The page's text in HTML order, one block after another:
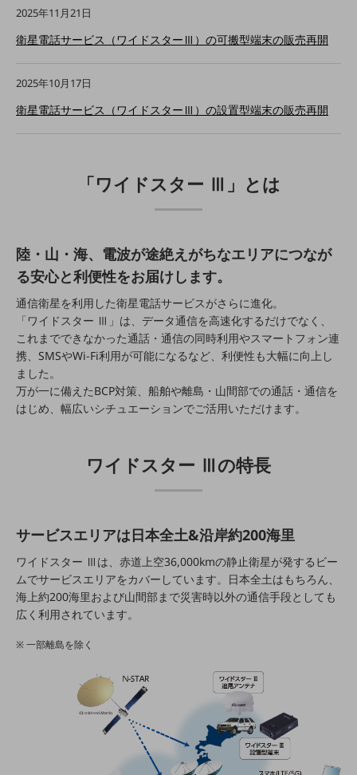
セキュリティ
データ利活用
業務支援・マーケティング
課題・ニーズで探すTOP
コミュニケーション・情報共有
マーケティング
業務効率化
災害対策
職場環境整備
セキュリティ対策
自動化・省電化
人材不足解消
業種・業態で探す
業種・業態で探すTOP
自治体
2025年11月21日
衛星電話サービス（ワイドスターⅢ）の可搬型端末の販売再開
2025年10月17日
衛星電話サービス（ワイドスターⅢ）の設置型端末の販売再開
「ワイドスター Ⅲ」とは
陸・山・海、電波が途絶えがちなエリアにつなが
る安心と利便性をお届けします。
通信衛星を利用した衛星電話サービスがさらに進化。
「ワイドスター Ⅲ」は、データ通信を高速化するだけでなく、
これまでできなかった通話・通信の同時利用やスマートフォン連
携、SMSやWi-Fi利用が可能になるなど、利便性も大幅に向上し
ました。
万が一に備えたBCP対策、船舶や離島・山間部での通話・通信を
はじめ、幅広いシチュエーションでご活用いただけます。
ワイドスター Ⅲの特長
サービスエリアは日本全土&沿岸約200海里
ワイドスター Ⅲは、赤道上空36,000kmの静止衛星が発するビー
ムでサービスエリアをカバーしています。日本全土はもちろん、
海上約200海里および山間部まで災害時以外の通信手段としても
広く利用されています。
一部離島を除く